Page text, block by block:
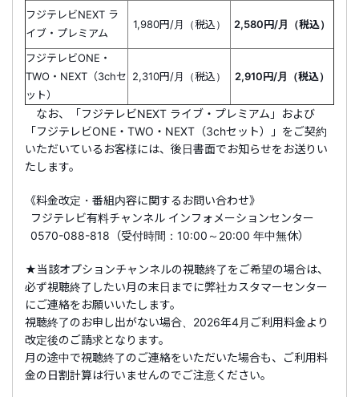
フジテレビNEXT ラ
イブ・プレミアム
1,980円/月（税込） 2,580円/月（税込）
フジテレビONE・
TWO・NEXT（3chセ
ット）
2,310円/月（税込） 2,910円/月（税込）
なお、「フジテレビNEXT ライブ・プレミアム」および
「フジテレビONE・TWO・NEXT（3chセット）」をご契約
いただいているお客様には、後日書面でお知らせをお送りい
たします。
《料金改定・番組内容に関するお問い合わせ》
フジテレビ有料チャンネル インフォメーションセンター
0570-088-818（受付時間：10:00～20:00 年中無休）
★当該オプションチャンネルの視聴終了をご希望の場合は、
必ず視聴終了したい月の末日までに弊社カスタマーセンター
にご連絡をお願いいたします。
視聴終了のお申し出がない場合、2026年4月ご利用料金より
改定後のご請求となります。
月の途中で視聴終了のご連絡をいただいた場合も、ご利用料
金の日割計算は行いませんのでご注意ください。